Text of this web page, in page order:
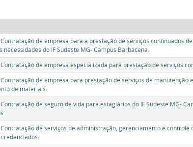
de empresa para a prestação de serviços continuados
necessidades do IF Sudeste MG- Campus Barbacena.
de empresa especializada para prestação de serviços
de empresa para prestação de serviços de manutenção
de materiais.
de seguro de vida para estagiários do IF Sudeste MG-
de serviços de administração, gerenciamento e controle